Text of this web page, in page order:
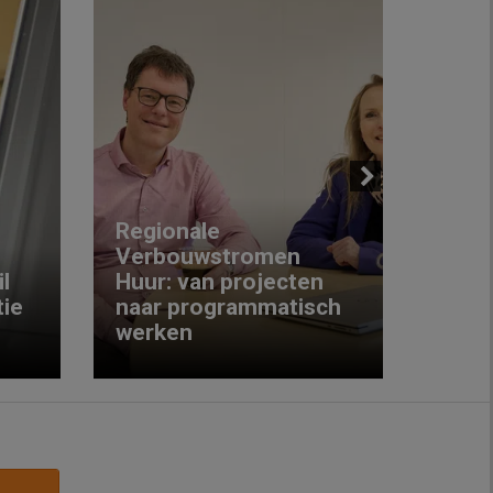
Regionale
Verbouwstromen
Huur: van projecten
naar programmatisch
werken
Next